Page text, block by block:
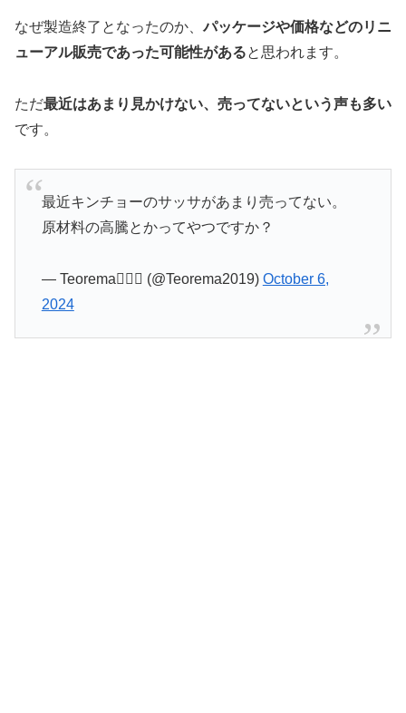
なぜ製造終了となったのか、パッケージや価格などのリニ
ューアル販売であった可能性があると思われます。
ただ最近はあまり見かけない、売ってないという声も多い
です。
最近キンチョーのサッサがあまり売ってない。
原材料の高騰とかってやつですか？
— Teorema🏳️‍🌈🍉 (@Teorema2019) October 6,
2024